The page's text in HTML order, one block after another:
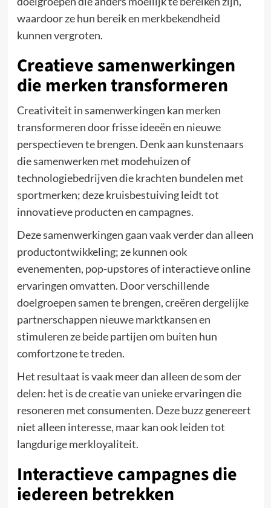
waardoor ze hun bereik en merkbekendheid
kunnen vergroten.
Creatieve samenwerkingen
die merken transformeren
Creativiteit in samenwerkingen kan merken
transformeren door frisse ideeën en nieuwe
perspectieven te brengen. Denk aan kunstenaars
die samenwerken met modehuizen of
technologiebedrijven die krachten bundelen met
sportmerken; deze kruisbestuiving leidt tot
innovatieve producten en campagnes.
Deze samenwerkingen gaan vaak verder dan alleen
productontwikkeling; ze kunnen ook
evenementen, pop-upstores of interactieve online
ervaringen omvatten. Door verschillende
doelgroepen samen te brengen, creëren dergelijke
partnerschappen nieuwe marktkansen en
stimuleren ze beide partijen om buiten hun
comfortzone te treden.
Het resultaat is vaak meer dan alleen de som der
delen: het is de creatie van unieke ervaringen die
resoneren met consumenten. Deze buzz genereert
niet alleen interesse, maar kan ook leiden tot
langdurige merkloyaliteit.
Interactieve campagnes die
iedereen betrekken